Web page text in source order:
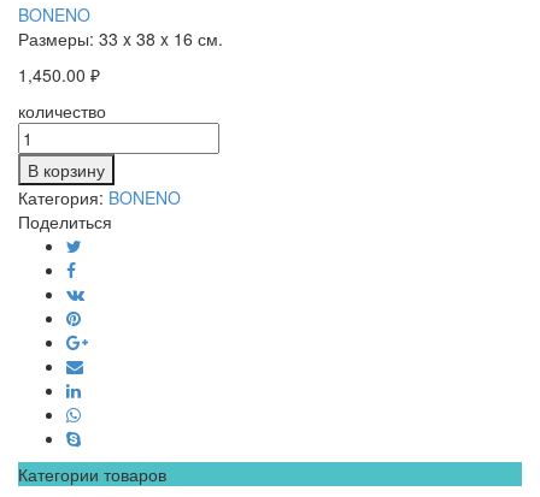
BONENO
Размеры: 33 x 38 x 16 см.
1,450.00 ₽
количество
В корзину
Категория: BONENO
Поделиться
Категории товаров